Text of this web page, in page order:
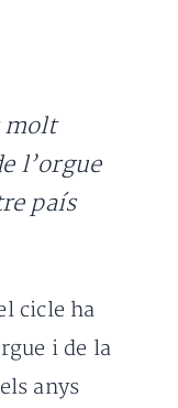
molt
l’orgue
país
cicle ha
i de la
anys